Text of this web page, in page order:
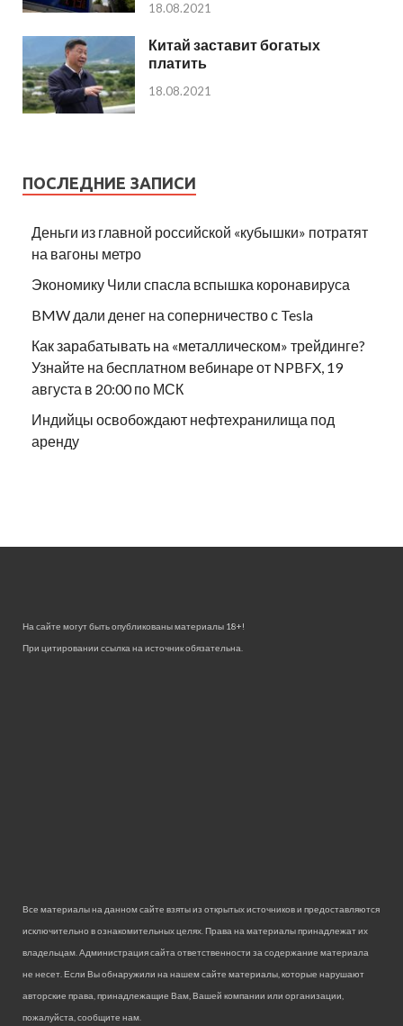
18.08.2021
Китай заставит богатых
платить
18.08.2021
ПОСЛЕДНИЕ ЗАПИСИ
Деньги из главной российской «кубышки» потратят
на вагоны метро
Экономику Чили спасла вспышка коронавируса
BMW дали денег на соперничество с Tesla
Как зарабатывать на «металлическом» трейдинге?
Узнайте на бесплатном вебинаре от NPBFX, 19
августа в 20:00 по МСК
Индийцы освобождают нефтехранилища под
аренду
На сайте могут быть опубликованы материалы 18+!
При цитировании ссылка на источник обязательна.
Все материалы на данном сайте взяты из открытых источников и предоставляются
исключительно в ознакомительных целях. Права на материалы принадлежат их
владельцам. Администрация сайта ответственности за содержание материала
не несет. Если Вы обнаружили на нашем сайте материалы, которые нарушают
авторские права, принадлежащие Вам, Вашей компании или организации,
пожалуйста, сообщите нам.